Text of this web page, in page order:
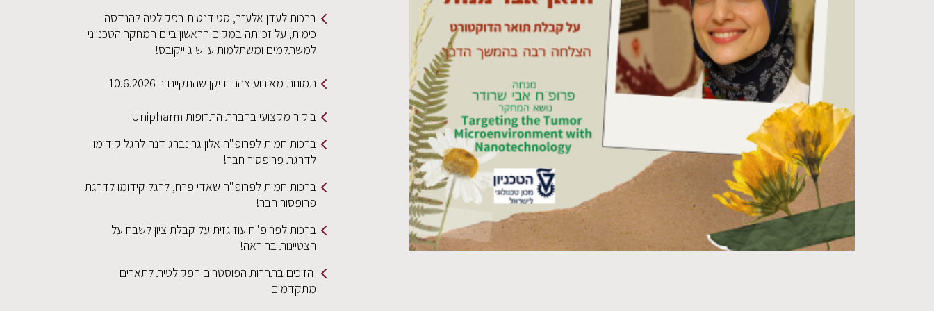
ברכות לעדן אלעזר, סטודנטית בפקולטה להנדסה
כימית, על זכייתה במקום הראשון ביום המחקר הטכניוני
למשתלמים ומשתלמות ע"ש ג'ייקובס!
תמונות מאירוע צהרי דיקן שהתקיים ב 10.6.2026
ביקור מקצועי בחברת התרופות Unipharm
ברכות חמות לפרופ"ח אלון גרינברג דנה לרגל קידומו
לדרגת פרופסור חבר!
ברכות חמות לפרופ"ח שאדי פרח, לרגל קידומו לדרגת
פרופסור חבר!
ברכות לפרופ"ח עוז גזית על קבלת ציון לשבח על
הצטיינות בהוראה!
הזוכים בתחרות הפוסטרים הפקולטית לתארים
מתקדמים